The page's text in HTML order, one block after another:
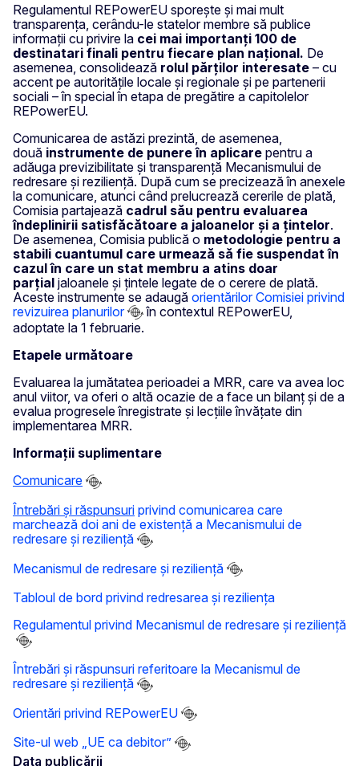
Regulamentul REPowerEU sporește și mai mult
transparența, cerându-le statelor membre să publice
informații cu privire la cei mai importanți 100 de
destinatari finali pentru fiecare plan național. De
asemenea, consolidează rolul părților interesate – cu
accent pe autoritățile locale și regionale și pe partenerii
sociali – în special în etapa de pregătire a capitolelor
REPowerEU.
Comunicarea de astăzi prezintă, de asemenea,
două instrumente de punere în aplicare pentru a
adăuga previzibilitate și transparență Mecanismului de
redresare și reziliență. După cum se precizează în anexele
la comunicare, atunci când prelucrează cererile de plată,
Comisia partajează cadrul său pentru evaluarea
îndeplinirii satisfăcătoare a jaloanelor și a țintelor.
De asemenea, Comisia publică o metodologie pentru a
stabili cuantumul care urmează să fie suspendat în
cazul în care un stat membru a atins doar
parțial jaloanele și țintele legate de o cerere de plată.
Aceste instrumente se adaugă orientărilor Comisiei privind
revizuirea planurilor
în contextul REPowerEU,
adoptate la 1 februarie.
Etapele următoare
Evaluarea la jumătatea perioadei a MRR, care va avea loc
anul viitor, va oferi o altă ocazie de a face un bilanț și de a
evalua progresele înregistrate și lecțiile învățate din
implementarea MRR.
Informații suplimentare
Comunicare
Întrebări și răspunsuri privind comunicarea care
marchează doi ani de existență a Mecanismului de
redresare și reziliență
Mecanismul de redresare și reziliență
Tabloul de bord privind redresarea și reziliența
Regulamentul privind Mecanismul de redresare și reziliență
Întrebări și răspunsuri referitoare la Mecanismul de
redresare și reziliență
Orientări privind REPowerEU
Site-ul web „UE ca debitor”
Data publicării